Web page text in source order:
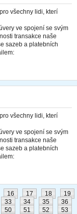
všechny lidi, kterí
ve spojení se svým
transakce naše
sazeb a platebních
všechny lidi, kterí
ve spojení se svým
transakce naše
sazeb a platebních
16 17 18
19
33 34 35
36
50 51 52
53